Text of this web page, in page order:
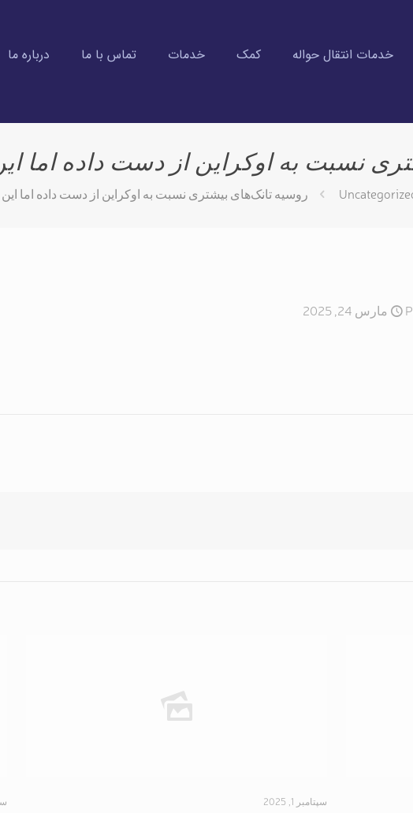
خدمات انتقال حواله کمک خدمات تماس با ما درباره ما
نسبت به اوکراین از دست داده اما
روسیه تانک‌های بیشتری نسبت به اوکراین از دست داده اما
مارس 24, 2025
سپتامبر 1, 2025